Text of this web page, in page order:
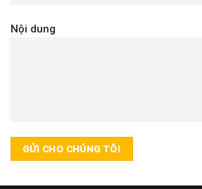
Nội dung